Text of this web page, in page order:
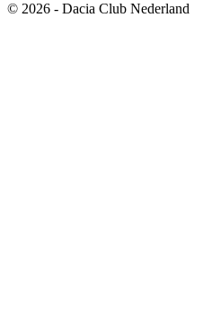
© 2026 - Dacia Club Nederland